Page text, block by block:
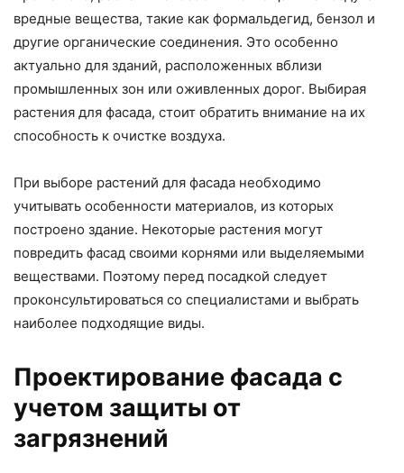
вредные вещества, такие как формальдегид, бензол и
другие органические соединения. Это особенно
актуально для зданий, расположенных вблизи
промышленных зон или оживленных дорог. Выбирая
растения для фасада, стоит обратить внимание на их
способность к очистке воздуха.
При выборе растений для фасада необходимо
учитывать особенности материалов, из которых
построено здание. Некоторые растения могут
повредить фасад своими корнями или выделяемыми
веществами. Поэтому перед посадкой следует
проконсультироваться со специалистами и выбрать
наиболее подходящие виды.
Проектирование фасада с
учетом защиты от
загрязнений